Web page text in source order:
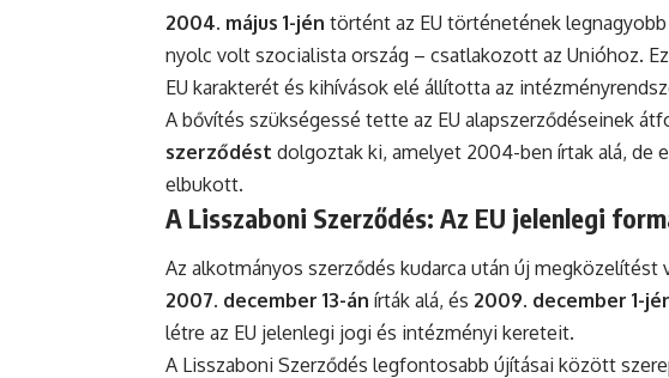
2004. május 1-jén történt az EU történetének
nyolc volt szocialista ország – csatlakozott az Unióhoz.
EU karakterét és kihívások elé állította az
A bővítés szükségessé tette az EU alapszerződéseinek
szerződést dolgoztak ki, amelyet 2004-ben írtak alá, de
elbukott.
A Lisszaboni Szerződés: Az EU jelenlegi
Az alkotmányos szerződés kudarca után új megközelítést
2007. december 13-án írták alá, és 2009. december 1-
létre az EU jelenlegi jogi és intézményi kereteit.
A Lisszaboni Szerződés legfontosabb újításai között